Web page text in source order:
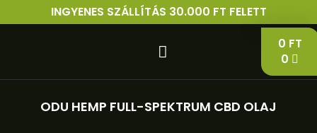
INGYENES SZÁLLÍTÁS 30.000 FT FELETT
0 FT
0
ODU HEMP FULL-SPEKTRUM CBD OLAJ